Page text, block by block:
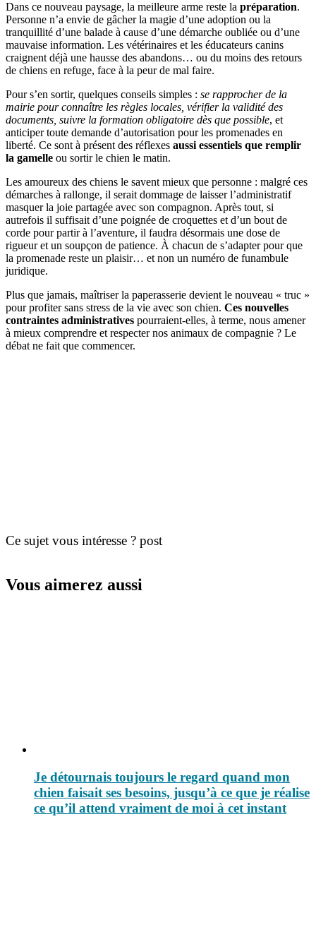
Dans ce nouveau paysage, la meilleure arme reste la préparation.
Personne n’a envie de gâcher la magie d’une adoption ou la
tranquillité d’une balade à cause d’une démarche oubliée ou d’une
mauvaise information. Les vétérinaires et les éducateurs canins
craignent déjà une hausse des abandons… ou du moins des retours
de chiens en refuge, face à la peur de mal faire.
Pour s’en sortir, quelques conseils simples : se rapprocher de la
mairie pour connaître les règles locales, vérifier la validité des
documents, suivre la formation obligatoire dès que possible, et
anticiper toute demande d’autorisation pour les promenades en
liberté. Ce sont à présent des réflexes aussi essentiels que remplir
la gamelle ou sortir le chien le matin.
Les amoureux des chiens le savent mieux que personne : malgré ces
démarches à rallonge, il serait dommage de laisser l’administratif
masquer la joie partagée avec son compagnon. Après tout, si
autrefois il suffisait d’une poignée de croquettes et d’un bout de
corde pour partir à l’aventure, il faudra désormais une dose de
rigueur et un soupçon de patience. À chacun de s’adapter pour que
la promenade reste un plaisir… et non un numéro de funambule
juridique.
Plus que jamais, maîtriser la paperasserie devient le nouveau « truc »
pour profiter sans stress de la vie avec son chien. Ces nouvelles
contraintes administratives pourraient-elles, à terme, nous amener
à mieux comprendre et respecter nos animaux de compagnie ? Le
débat ne fait que commencer.
Ce sujet vous intéresse ? post
Vous aimerez aussi
Je détournais toujours le regard quand mon
chien faisait ses besoins, jusqu’à ce que je réalise
ce qu’il attend vraiment de moi à cet instant